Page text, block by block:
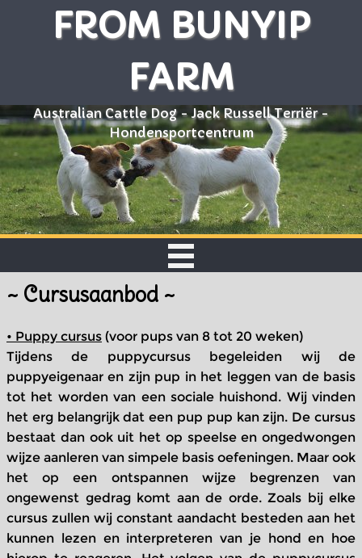
~ Cursusaanbod ~
• Puppy cursus (voor pups van 8 tot 20 weken)
Tijdens de puppycursus begeleiden wij de
puppyeigenaar en zijn pup in het leggen van de basis
tot het worden van een sociale huishond. Wij vinden
het erg belangrijk dat een pup pup kan zijn. De cursus
bestaat dan ook uit het op speelse en ongedwongen
wijze aanleren van simpele basis oefeningen. Maar ook
het op een ontspannen wijze begrenzen van
ongewenst gedrag komt aan de orde. Zoals bij elke
cursus zullen wij constant aandacht besteden aan het
kunnen lezen en interpreteren van je hond en hoe
FROM BUNYIP
FARM
Australian Cattle Dog - Jack Russell Terriër -
Hondensportcentrum